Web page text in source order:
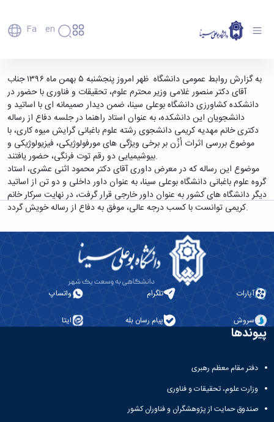
Fa En
دانشگاه
تاریخچه
و
معرفی
برنامه
راهبردی
دانشگاه
نقشه
دانشگاه
سازمان
دانشگاه
معاونت
آموزشی
تحصیلات
تکمیلی
معاونت
و
فناوری
اعضای
هیأت
کارکنان
دانشجویان
التحصیلان
پردیس
اصلی
مهندسی
کشاورزی
شیمی
و
هنر
معماری
دامپزشکی
علوم
اقتصادی
اجتماعی
ارتباط
با ما
روابط
بین
دفاع از پایان نامه دکتری با حضور وزیر علوم،
تحقیقات و فناوری در دانشگاه بوعلی سینا -
دانشگاه بوعلی سینا همدان
به گزارش روابط عمومی دانشگاه ظهر امروز پنجشنبه ۵ بهمن ماه ۱۳۹۶ جناب
آقای دکتر منصور غلامی وزیر محترم علوم، تحقیقات و فناوری با حضور در
دانشکده کشاورزی دانشگاه بوعلی سینا، ضمن دیدار صمیمانه ای با اساتید و
دانشجویان این دانشکده، به عنوان استاد راهنما در جلسه دفاع از رساله
دکتری خانم مهدیه کریمی دانشجوی رشته علوم باغبانی گرایش میوه کاری، با
موضوع بررسی اثرات اُزُن بر برخی ویژگی های مورفولوژیکی، فیزیولوژیکی و
بیوشیمیایی دو رقم توت فرنگی، حضور یافتند.
موضوع این رساله که در معرض داوری آقای دکتر محمود اثنی عشری، استاد
گروه علوم باغبانی دانشگاه بوعلی سینا، به عنوان داور داخلی و دو تن از اساتید
دیگر دانشگاه های کشور به عنوان داور خارجی قرار گرفت، در نهایت سرکار خانم
کریمی توانست با کسب درجه عالی، موفق به دفاع از رساله خویش گردد.
آپارات تلگرام واتساپ
سروش پیام رسان بله ایتا
پیوندها
دفتر مقام معظم رهبری
وزارت علوم، تحقیقات و فناوری
صندوق حمایت از پژوهشگران و فناوران کشور